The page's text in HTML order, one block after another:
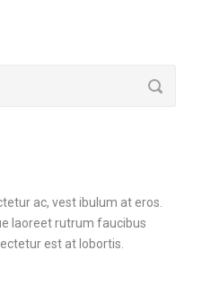
ac, vest ibulum at eros.
laoreet rutrum faucibus
est at lobortis.